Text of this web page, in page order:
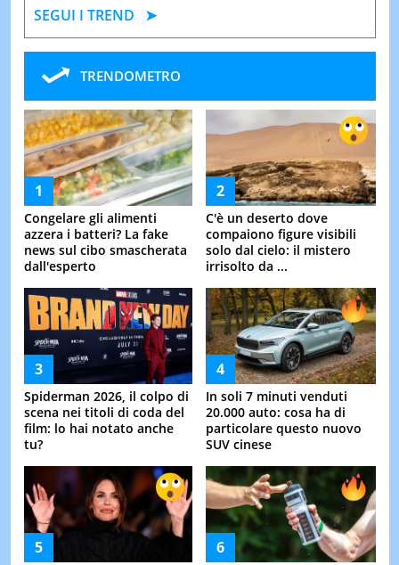
SEGUI I TREND
TRENDOMETRO
Congelare gli alimenti
azzera i batteri? La fake
news sul cibo smascherata
dall'esperto
C'è un deserto dove
compaiono figure visibili
solo dal cielo: il mistero
irrisolto da ...
Spiderman 2026, il colpo di
scena nei titoli di coda del
film: lo hai notato anche
tu?
In soli 7 minuti venduti
20.000 auto: cosa ha di
particolare questo nuovo
SUV cinese